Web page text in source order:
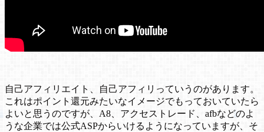
自己アフィリエイト、自己アフィリっていうのがあります。
これはポイント還元みたいなイメージでもっておいていたら
よいと思うのですが、A8、アクセストレード、afbなどのよ
うな企業では公式ASPからいけるようになっていますが、そ